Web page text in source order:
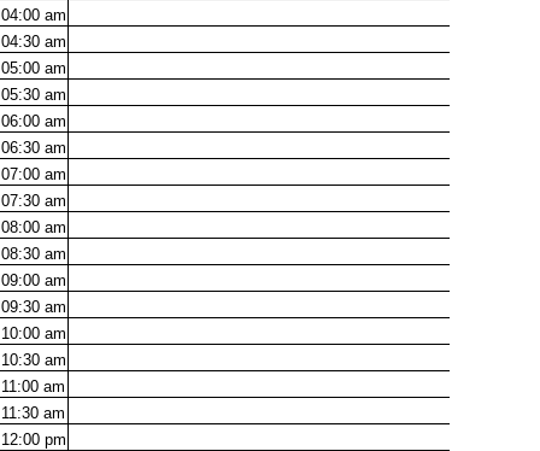
04:00 am
04:30 am
05:00 am
05:30 am
06:00 am
06:30 am
07:00 am
07:30 am
08:00 am
08:30 am
09:00 am
09:30 am
10:00 am
10:30 am
11:00 am
11:30 am
12:00 pm